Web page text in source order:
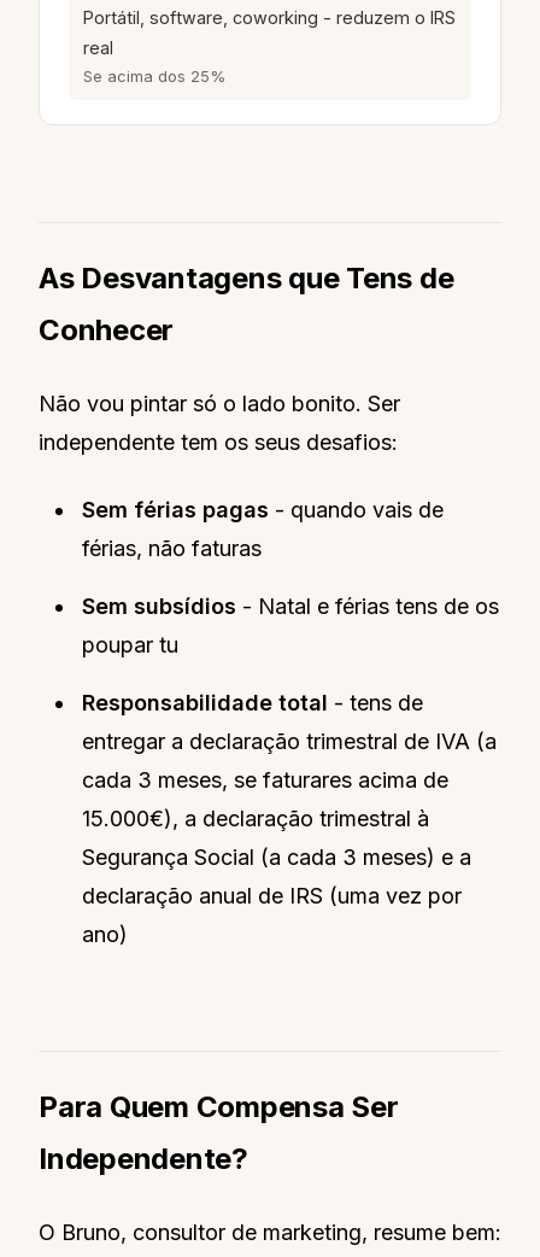
Portátil, software, coworking - reduzem o IRS
real
Se acima dos 25%
As Desvantagens que Tens de
Conhecer
Não vou pintar só o lado bonito. Ser
independente tem os seus desafios:
Sem férias pagas - quando vais de
férias, não faturas
Sem subsídios - Natal e férias tens de os
poupar tu
Responsabilidade total - tens de
entregar a declaração trimestral de IVA (a
cada 3 meses, se faturares acima de
15.000€), a declaração trimestral à
Segurança Social (a cada 3 meses) e a
declaração anual de IRS (uma vez por
ano)
Para Quem Compensa Ser
Independente?
O Bruno, consultor de marketing, resume bem: